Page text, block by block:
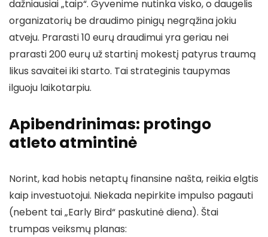
dažniausiai „taip“. Gyvenime nutinka visko, o daugelis
organizatorių be draudimo pinigų negrąžina jokiu
atveju. Prarasti 10 eurų draudimui yra geriau nei
prarasti 200 eurų už startinį mokestį patyrus traumą
likus savaitei iki starto. Tai strateginis taupymas
ilguoju laikotarpiu.
Apibendrinimas: protingo
atleto atmintinė
Norint, kad hobis netaptų finansine našta, reikia elgtis
kaip investuotojui. Niekada nepirkite impulso pagauti
(nebent tai „Early Bird“ paskutinė diena). Štai
trumpas veiksmų planas: